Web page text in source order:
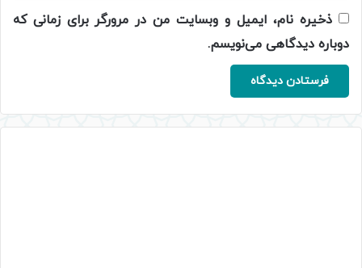
ذخیره نام، ایمیل و وبسایت من در مرورگر برای زمانی که
دوباره دیدگاهی می‌نویسم.